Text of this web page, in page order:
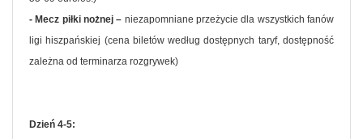
- Mecz piłki nożnej – niezapomniane przeżycie dla wszystkich fanów
ligi hiszpańskiej (cena biletów według dostępnych taryf, dostępność
zależna od terminarza rozgrywek)
Dzień 4-5: